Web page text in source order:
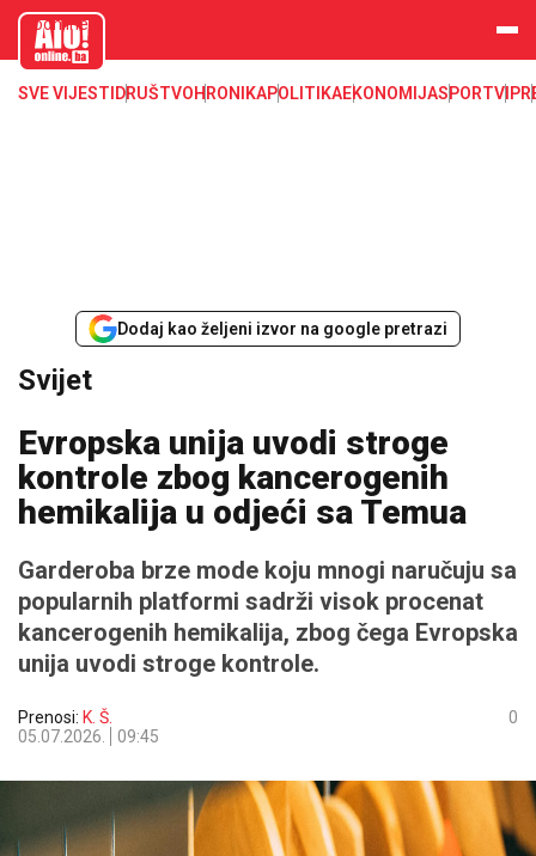
aloonline.b
SVE VIJESTI DRUŠTVOHRONIKAPOLITIKAEKONOMIJASPORTVIP
Dodaj kao željeni izvor na google pretrazi
Svijet
Evropska unija uvodi stroge
kontrole zbog kancerogenih
hemikalija u odjeći sa Temua
Garderoba brze mode koju mnogi naručuju sa
popularnih platformi sadrži visok procenat
kancerogenih hemikalija, zbog čega Evropska
unija uvodi stroge kontrole.
Prenosi: K. Š.
05.07.2026.
09:45
0